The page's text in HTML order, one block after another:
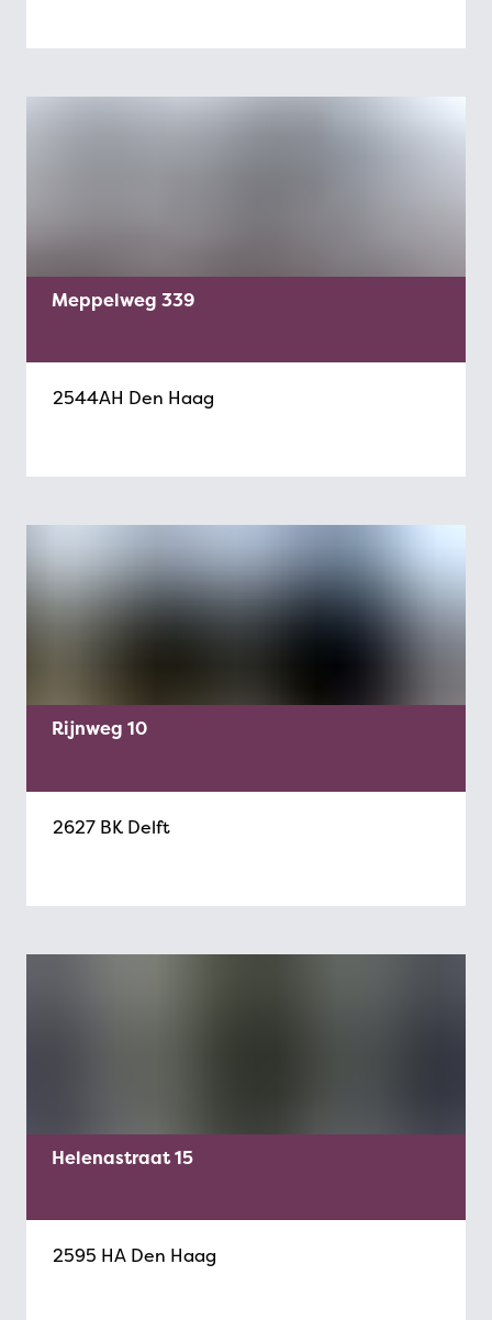
Meppelweg 339
2544AH Den Haag
Rijnweg 10
2627 BK Delft
Helenastraat 15
2595 HA Den Haag